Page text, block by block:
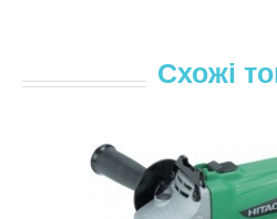
Схожі